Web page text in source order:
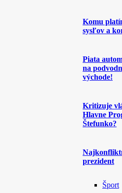
Komu
sysľov a
Piata
na
východe!
Kritizuje
Hlavne
Štefunko?
prezident
Šport